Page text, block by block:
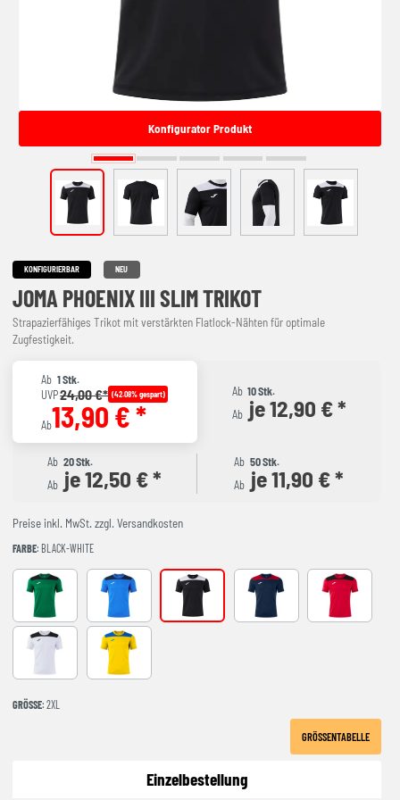
Konfigurator Produkt
KONFIGURIERBAR NEU
JOMA PHOENIX III SLIM TRIKOT
Strapazierfähiges Trikot mit verstärkten Flatlock-Nähten für optimale
Zugfestigkeit.
Ab 1 Stk.
UVP24,00 €* (42.08% gespart)
Ab13,90 € *
Ab 10 Stk.
Ab je 12,90 € *
Ab 20 Stk.
Ab je 12,50 € *
Ab 50 Stk.
Ab je 11,90 € *
Preise inkl. MwSt. zzgl. Versandkosten
FARBE: BLACK-WHITE
GREEEN-BLACK ROYAL-NAVY black-white NAVY-RED RED-BLACK
YELLOW-ROYAL
GRÖSSE : 2XL
GRÖSSENTABELLE
Einzelbestellung